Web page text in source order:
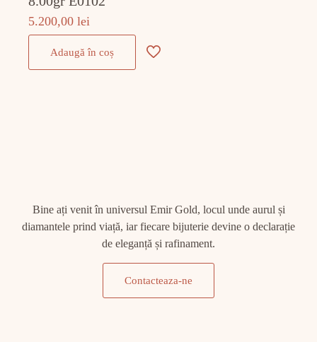
5.200,00lei
Adaugă în coș
Bine ați venit în universul Emir Gold, locul unde aurul și
diamantele prind viață, iar fiecare bijuterie devine o declarație
de eleganță și rafinament.
Contacteaza-ne